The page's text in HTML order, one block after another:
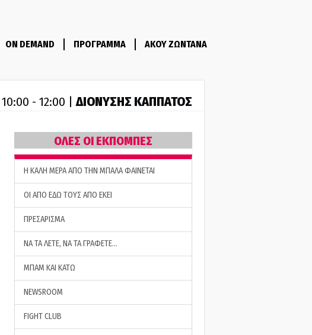
ON DEMAND ΠΡΟΓΡΑΜΜΑ ΑΚΟΥ ΖΩΝΤΑΝΑ
10:00 - 12:00 |ΔΙΟΝΥΣΗΣ ΚΑΠΠΑΤΟΣ
ΟΛΕΣ ΟΙ ΕΚΠΟΜΠΕΣ
H ΚΑΛΗ ΜΕΡΑ ΑΠΟ ΤΗΝ ΜΠΑΛΑ ΦΑΙΝΕΤΑΙ
ΟΙ ΑΠΟ ΕΔΩ ΤΟΥΣ ΑΠΟ ΕΚΕΙ
ΠΡΕΣΑΡΙΣΜΑ
ΝΑ ΤΑ ΛΕΤΕ, ΝΑ ΤΑ ΓΡΑΦΕΤΕ…
ΜΠΑΜ ΚΑΙ ΚΑΤΩ
NEWSROOM
FIGHT CLUB